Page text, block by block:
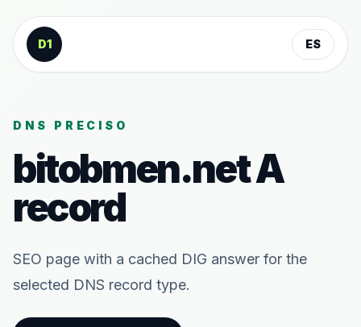
Saltar al contenido
D1
ES
DNS PRECISO
bitobmen.netA
record
SEO page with a cached DIG answer for the
selected DNS record type.